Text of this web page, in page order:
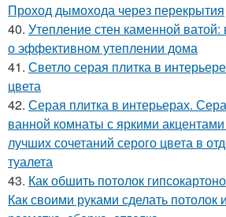
Проход дымохода через перекрытия
40. Утепление стен каменной ватой:
о эффективном утеплении дома
41. Светло серая плитка в
цвета
42. Серая плитка в интерьерах.
ванной комнаты с яркими
лучших сочетаний серого цвета в
туалета
43. Как обшить потолок
Как своими руками сделать потолок